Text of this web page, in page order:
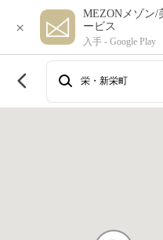
×
MEZONメゾン/
ービス
入手 - Google Play
栄・新栄町
このエリ